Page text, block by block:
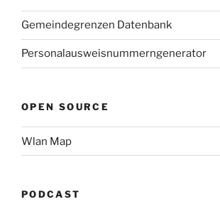
Gemeindegrenzen Datenbank
Personalausweisnummerngenerator
OPEN SOURCE
Wlan Map
PODCAST